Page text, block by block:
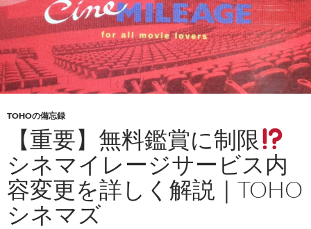
h
L
i
s
t
TOHOの備忘録
【重要】無料鑑賞に制限
シネマイレージサービス内
容変更を詳しく解説｜TOHO
シネマズ